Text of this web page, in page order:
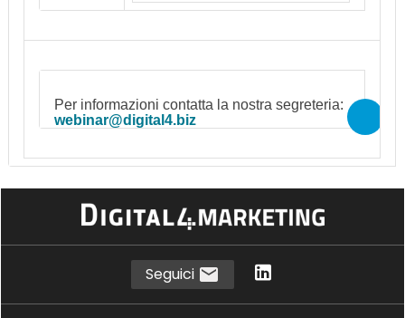
Per informazioni contatta la nostra segreteria:
webinar@digital4.biz
Seguici